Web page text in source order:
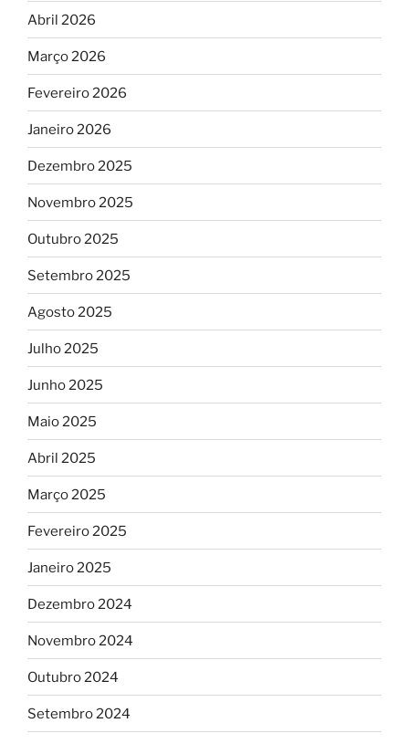
Abril 2026
Março 2026
Fevereiro 2026
Janeiro 2026
Dezembro 2025
Novembro 2025
Outubro 2025
Setembro 2025
Agosto 2025
Julho 2025
Junho 2025
Maio 2025
Abril 2025
Março 2025
Fevereiro 2025
Janeiro 2025
Dezembro 2024
Novembro 2024
Outubro 2024
Setembro 2024